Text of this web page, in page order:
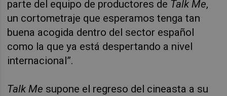
parte del equipo de productores de Talk Me,
un cortometraje que esperamos tenga tan
buena acogida dentro del sector español
como la que ya está despertando a nivel
internacional”.
Talk Me supone el regreso del cineasta a su